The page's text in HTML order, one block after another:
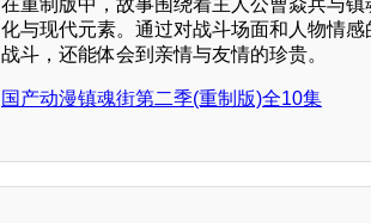
在重制版中，故事围绕着主人公曹焱兵与
化与现代元素。通过对战斗场面和人物情
战斗，还能体会到亲情与友情的珍贵。
国产动漫镇魂街第二季(重制版)全10集